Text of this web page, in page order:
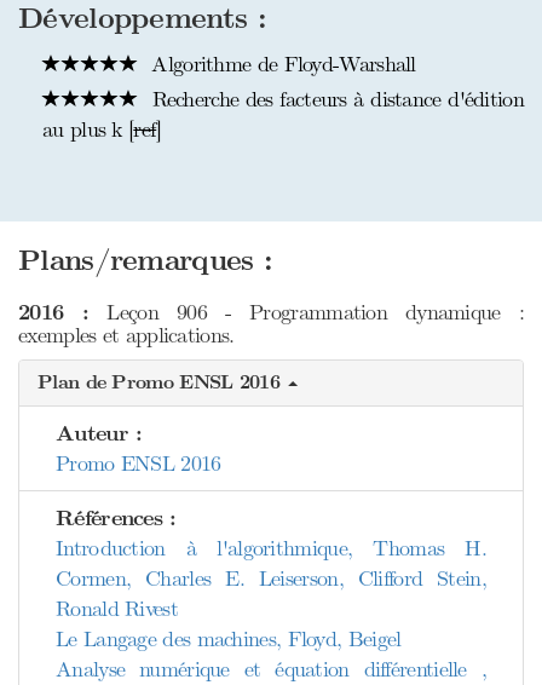
Développements :
Algorithme de Floyd-Warshall
Recherche des facteurs à distance d'édition
au plus k [ref]
Plans/remarques :
2016 : Leçon 906 - Programmation dynamique :
exemples et applications.
Plan de Promo ENSL 2016
Auteur :
Promo ENSL 2016
Références :
Introduction à l'algorithmique, Thomas H.
Cormen, Charles E. Leiserson, Clifford Stein,
Ronald Rivest
Le Langage des machines, Floyd, Beigel
Analyse numérique et équation différentielle ,